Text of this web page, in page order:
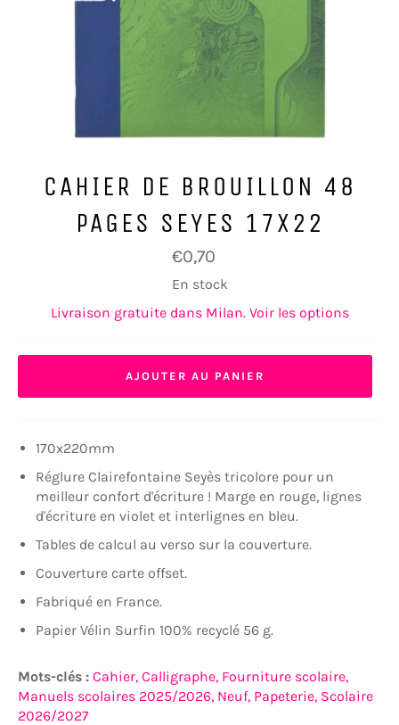
CAHIER DE BROUILLON 48
PAGES SEYES 17X22
Prix
régulier
€0,70
En stock
Livraison gratuite dans Milan. Voir les options
AJOUTER AU PANIER
170x220mm
Réglure Clairefontaine Seyès tricolore pour un
meilleur confort d'écriture ! Marge en rouge, lignes
d'écriture en violet et interlignes en bleu.
Tables de calcul au verso sur la couverture.
Couverture carte offset.
Fabriqué en France.
Papier Vélin Surfin 100% recyclé 56 g.
Mots-clés : Cahier, Calligraphe, Fourniture scolaire,
Manuels scolaires 2025/2026, Neuf, Papeterie, Scolaire
2026/2027